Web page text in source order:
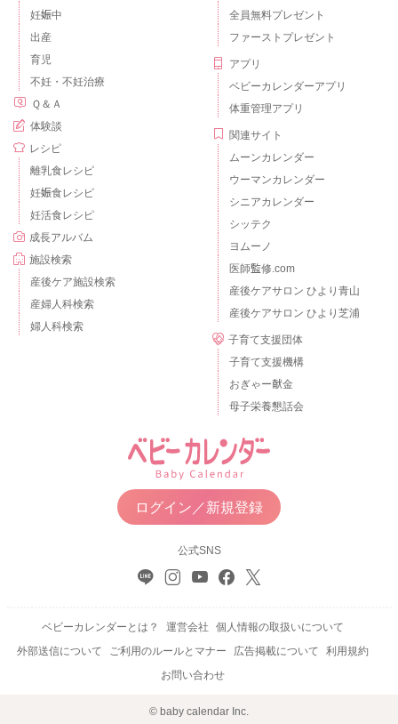
妊娠中
出産
育児
不妊・不妊治療
Ｑ＆Ａ
体験談
レシピ
離乳食レシピ
妊娠食レシピ
妊活食レシピ
成長アルバム
施設検索
産後ケア施設検索
産婦人科検索
婦人科検索
全員無料プレゼント
ファーストプレゼント
アプリ
ベビーカレンダーアプリ
体重管理アプリ
関連サイト
ムーンカレンダー
ウーマンカレンダー
シニアカレンダー
シッテク
ヨムーノ
医師監修.com
産後ケアサロン ひより青山
産後ケアサロン ひより芝浦
子育て支援団体
子育て支援機構
おぎゃー献金
母子栄養懇話会
ログイン／新規登録
公式SNS
ベビーカレンダーとは？ 運営会社
個人情報の取扱いについて
外部送信について
ご利用のルールとマナー 広告掲載について
利用規約
お問い合わせ
© baby calendar Inc.